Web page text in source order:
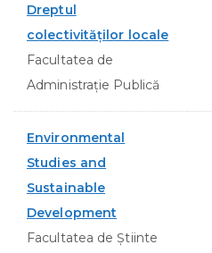
Dreptul
colectivităţilor locale
Facultatea de
Administraţie Publică
Environmental
Studies and
Sustainable
Development
Facultatea de Ştiinte